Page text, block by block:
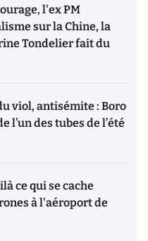
l'ex PM
sur la Chine, la
Tondelier fait du
viol, antisémite : Boro
l’un des tubes de l’été
ce qui se cache
à l'aéroport de